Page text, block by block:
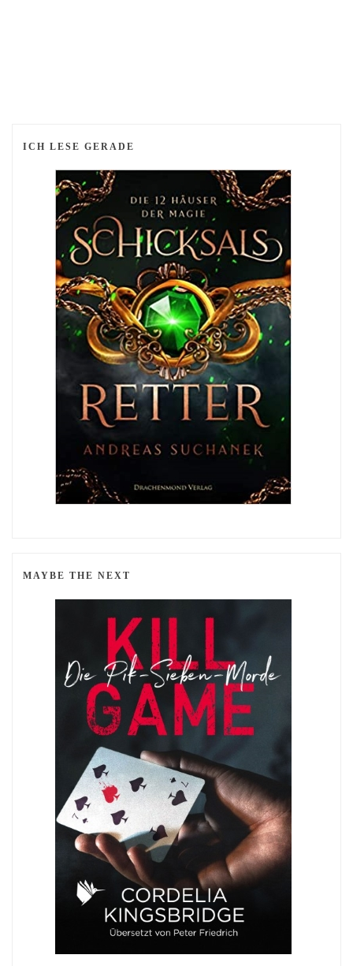
ICH LESE GERADE
MAYBE THE NEXT